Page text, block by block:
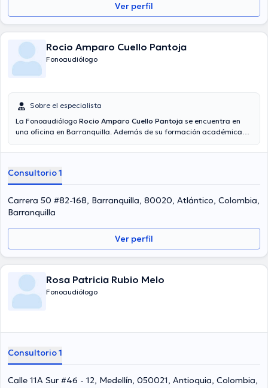
Ver perfil
Rocio Amparo Cuello Pantoja
Fonoaudiólogo
Sobre el especialista
La Fonoaudiólogo Rocio Amparo Cuello Pantoja se encuentra en
una oficina en Barranquilla. Además de su formación académica
especialidad. La profesional de la salud cuenta con varios años de
ha desempeñado como miembro de diversas asociaciones médicas.
Rocio Amparo Cuello Pantoja ha contribuido en múltiples
conferencias con el objetivo de tener una formación continua en su
ámbito de especialización y ha difundido diversas ediciones.
Español son los lenguajes manejados por la profesional de la salud.
Consultorio 1
Carrera 50 #82-168, Barranquilla, 80020, Atlántico, Colombia,
Barranquilla
Ver perfil
Rosa Patricia Rubio Melo
Fonoaudiólogo
Consultorio 1
Calle 11A Sur #46 - 12, Medellín, 050021, Antioquia, Colombia,